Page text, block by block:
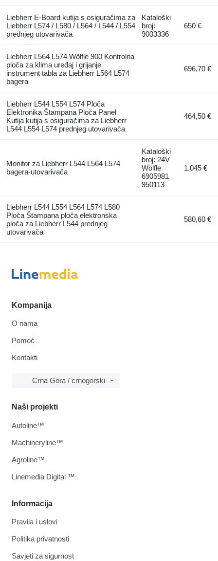
Liebherr E-Board kutija s osiguračima za
Liebherr L574 / L580 / L564 / L544 / L554
prednjeg utovarivača
Kataloški
broj:
9003336
650 €
Liebherr L564 L574 Wölfle 900 Kontrolna
ploča za klima uređaj i grijanje
instrument tabla za Liebherr L564 L574
bagera
696,70 €
Liebherr L544 L554 L574 Ploča
Elektronika Štampana Ploča Panel
Kutija kutija s osiguračima za Liebherr
L544 L554 L574 prednjeg utovarivača
464,50 €
Monitor za Liebherr L544 L564 L574
bagerа-utovarivačа
Kataloški
broj: 24V
Wölfle
6905981
950113
1.045 €
Liebherr L544 L554 L564 L574 L580
Ploča Štampana ploča elektronska
ploča za Liebherr L544 prednjeg
utovarivača
580,60 €
Kompanija
O nama
Pomoć
Kontakti
Crna Gora / crnogorski
Informacija
Pravila i uslovi
Politika privatnosti
Savjeti za sigurnost
Naši projekti
Autoline™
Machineryline™
Agroline™
Linemedia Digital ™